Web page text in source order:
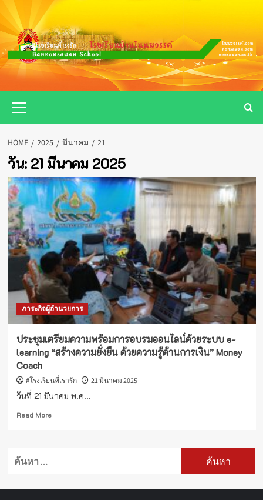
Skip
content
Menu
HOME 2025 มีนาคม 21
วัน: 21 มีนาคม 2025
ภาระกิจผู้อำนวยการ
ประชุมเตรียมความพร้อมการอบรมออนไลน์ด้วยระบบ e-
learning “สร้างความยั่งยืน ด้วยความรู้ด้านการเงิน” Money
Coach
#โรงเรียนที่เรารัก 21 มีนาคม 2025
วันที่ 21 มีนาคม พ.ศ...
Read MoreRead
ประชุม
การ
ค้นหา